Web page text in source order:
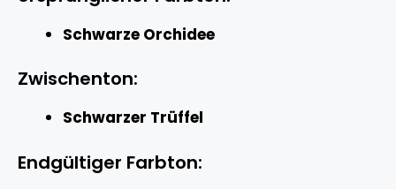
Schwarze Orchidee
Zwischenton:
Schwarzer Trüffel
Endgültiger Farbton: